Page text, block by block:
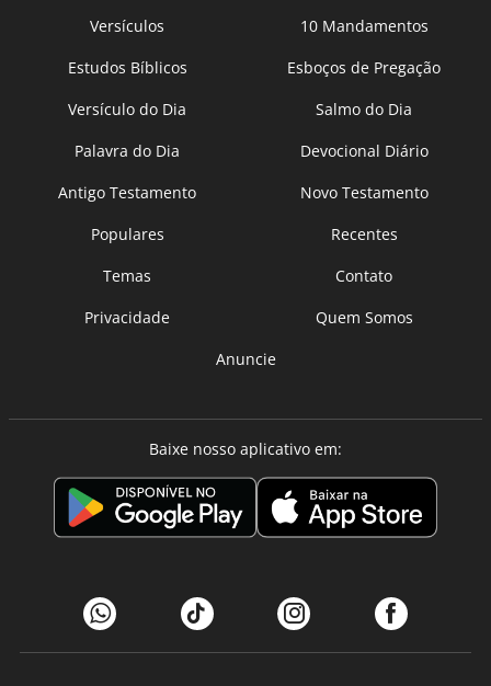
Versículos
10 Mandamentos
Estudos Bíblicos
Esboços de Pregação
Versículo do Dia
Salmo do Dia
Palavra do Dia
Devocional Diário
Antigo Testamento
Novo Testamento
Populares
Recentes
Temas
Contato
Privacidade
Quem Somos
Anuncie
Baixe nosso aplicativo em: